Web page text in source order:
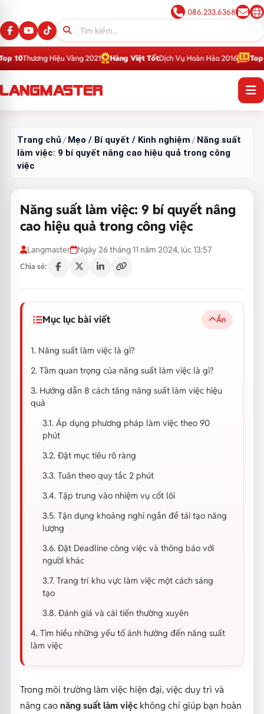
086.233.6368
Vàng 2021 Hàng Việt TốtDịch Vụ Hoàn Hảo 2016 Top 1Thương Hiệu
Trang chủ /Mẹo / Bí quyết / Kinh nghiệm /Năng suất
làm việc: 9 bí quyết nâng cao hiệu quả trong công
việc
Năng suất làm việc: 9 bí quyết nâng
cao hiệu quả trong công việc
Langmaster Ngày 26 tháng 11 năm 2024, lúc 13:57
Chia sẻ:
Mục lục bài viết Ẩn
1. Năng suất làm việc là gì?
2. Tầm quan trọng của năng suất làm việc là gì?
3. Hướng dẫn 8 cách tăng năng suất làm việc hiệu
quả
3.1. Áp dụng phương pháp làm việc theo 90
phút
3.2. Đặt mục tiêu rõ ràng
3.3. Tuân theo quy tắc 2 phút
3.4. Tập trung vào nhiệm vụ cốt lõi
3.5. Tận dụng khoảng nghỉ ngắn để tái tạo năng
lượng
3.6. Đặt Deadline công việc và thông báo với
người khác
3.7. Trang trí khu vực làm việc một cách sáng
tạo
3.8. Đánh giá và cải tiến thường xuyên
4. Tìm hiểu những yếu tố ảnh hưởng đến năng suất
làm việc
Trong môi trường làm việc hiện đại, việc duy trì và
nâng cao năng suất làm việckhông chỉ giúp bạn hoàn